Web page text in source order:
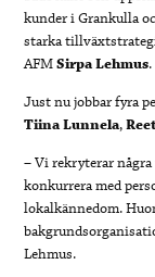
kunder i Grankulla
starka
AFMSirpa Lehmus.
Just nu jobbar fyra
Tiina Lunnela,
– Vi rekryterar
konkurrera med
lokalkännedom.
Lehmus.